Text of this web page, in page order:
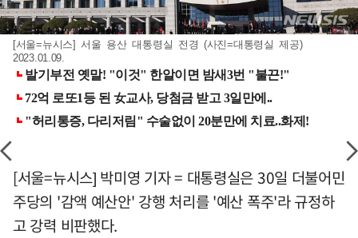
[서울=뉴시스] 서울 용산 대통령실 전경 (사진=대통령실 제공)
2023.01.09.
[서울=뉴시스] 박미영 기자 = 대통령실은 30일 더불어민
주당의 '감액 예산안' 강행 처리를 '예산 폭주'라 규정하
고 강력 비판했다.